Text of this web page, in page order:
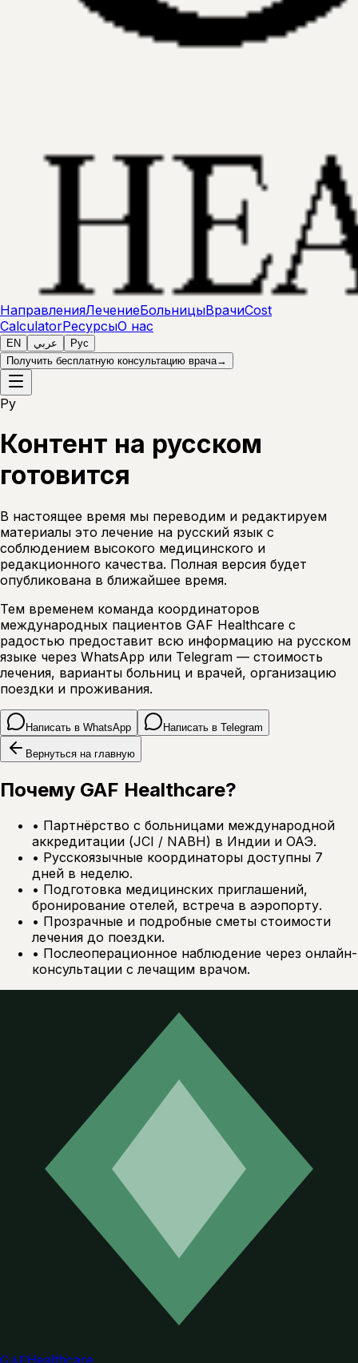
НаправленияЛечениеБольницыВрачиCost
CalculatorРесурсыО нас
EN عربي
Рус
Получить бесплатную консультацию врача→
Ру
Контент на русском
готовится
В настоящее время мы переводим и редактируем
материалы это лечение на русский язык с
соблюдением высокого медицинского и
редакционного качества. Полная версия будет
опубликована в ближайшее время.
Тем временем команда координаторов
международных пациентов GAF Healthcare с
радостью предоставит всю информацию на русском
языке через WhatsApp или Telegram — стоимость
лечения, варианты больниц и врачей, организацию
поездки и проживания.
Написать в WhatsApp Написать в Telegram
Вернуться на главную
Почему GAF Healthcare?
• Партнёрство с больницами международной
аккредитации (JCI / NABH) в Индии и ОАЭ.
• Русскоязычные координаторы доступны 7
дней в неделю.
• Подготовка медицинских приглашений,
бронирование отелей, встреча в аэропорту.
• Прозрачные и подробные сметы стоимости
лечения до поездки.
• Послеоперационное наблюдение через онлайн-
консультации с лечащим врачом.
GAFHealthcare